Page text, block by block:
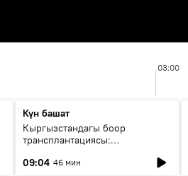
03:00
Күн башат
Кыргызстандагы боор
трансплантациясы:
келечеги
09:04 46 мин